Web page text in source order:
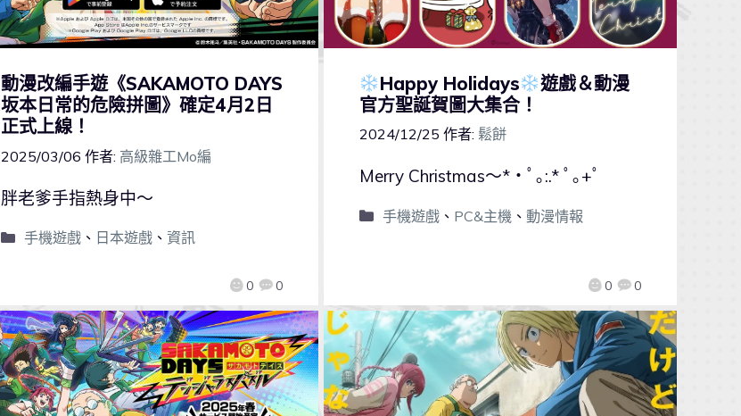
動漫改編手遊《SAKAMOTO DAYS
坂本日常的危險拼圖》確定4月2日
正式上線！
2025/03/06 作者: 高級雜工Mo編
0 0
胖老爹手指熱身中～
手機遊戲、 日本遊戲、 資訊
Happy Holidays
遊戲＆動漫
官方聖誕賀圖大集合！
2024/12/25 作者: 鬆餅
0 0
Merry Christmas～*・ﾟ｡:.* ﾟ｡+ﾟ
手機遊戲、 PC&主機 、 動漫情報